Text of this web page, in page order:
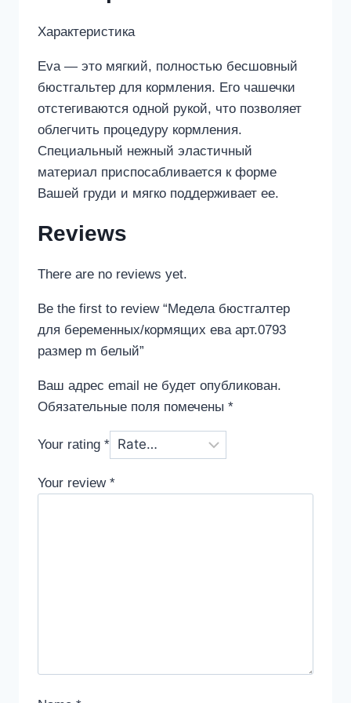
Характеристика
Eva — это мягкий, полностью бесшовный
бюстгальтер для кормления. Его чашечки
отстегиваются одной рукой, что позволяет
облегчить процедуру кормления.
Специальный нежный эластичный
материал приспосабливается к форме
Вашей груди и мягко поддерживает ее.
Reviews
There are no reviews yet.
Be the first to review “Медела бюстгалтер
для беременных/кормящих ева арт.0793
размер m белый”
Ваш адрес email не будет опубликован.
Обязательные поля помечены *
Your rating *
Your review *